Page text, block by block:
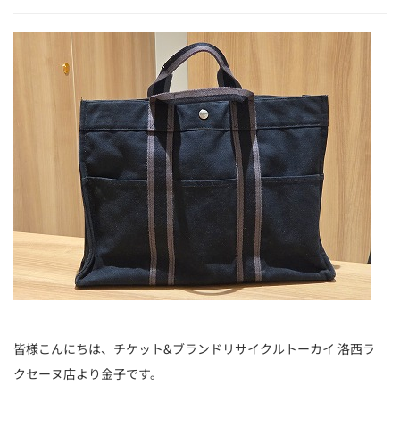
皆様こんにちは、チケット&ブランドリサイクルトーカイ 洛西ラ
クセーヌ店より金子です。